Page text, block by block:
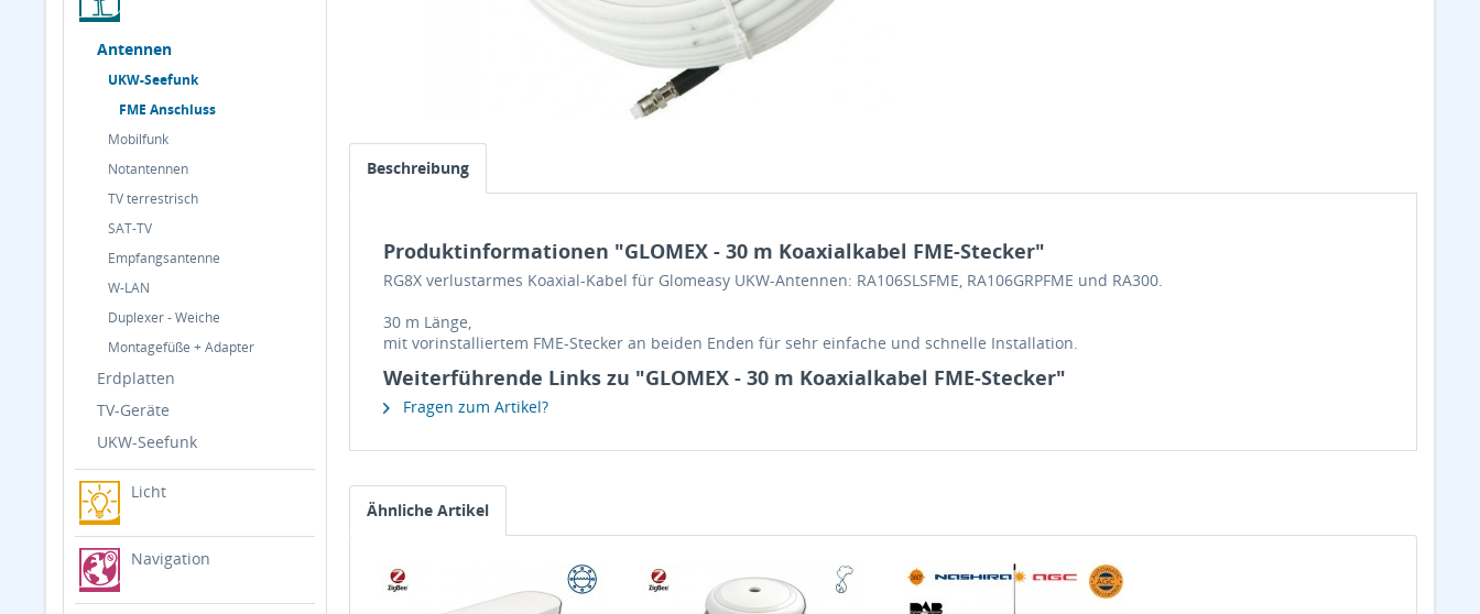
Antennen
UKW-Seefunk
FME Anschluss
Mobilfunk
Notantennen
TV terrestrisch
SAT-TV
Empfangsantenne
W-LAN
Duplexer - Weiche
Montagefüße + Adapter
Erdplatten
TV-Geräte
UKW-Seefunk
Licht
Navigation
Beschreibung
Produktinformationen "GLOMEX - 30 m Koaxialkabel FME-Stecker"
RG8X verlustarmes Koaxial-Kabel für Glomeasy UKW-Antennen: RA106SLSFME, RA106GRPFME und RA300.
30 m Länge,
mit vorinstalliertem FME-Stecker an beiden Enden für sehr einfache und schnelle Installation.
Weiterführende Links zu "GLOMEX - 30 m Koaxialkabel FME-Stecker"
Fragen zum Artikel?
Ähnliche Artikel